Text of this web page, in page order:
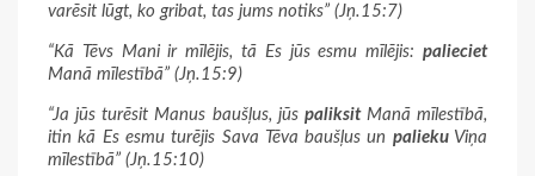
varēsit lūgt, ko gribat, tas jums notiks” (Jņ.15:7)
“Kā Tēvs Mani ir mīlējis, tā Es jūs esmu mīlējis:palieciet
Manā mīlestībā” (Jņ.15:9)
“Ja jūs turēsit Manus baušļus, jūs paliksitManā mīlestībā,
itin kā Es esmu turējis Sava Tēva baušļus un paliekuViņa
mīlestībā” (Jņ.15:10)